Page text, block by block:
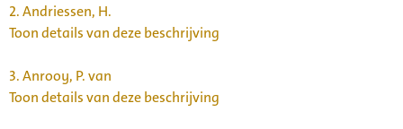
2.Andriessen, H.
Toon details van deze beschrijving
3.Anrooy, P. van
Toon details van deze beschrijving